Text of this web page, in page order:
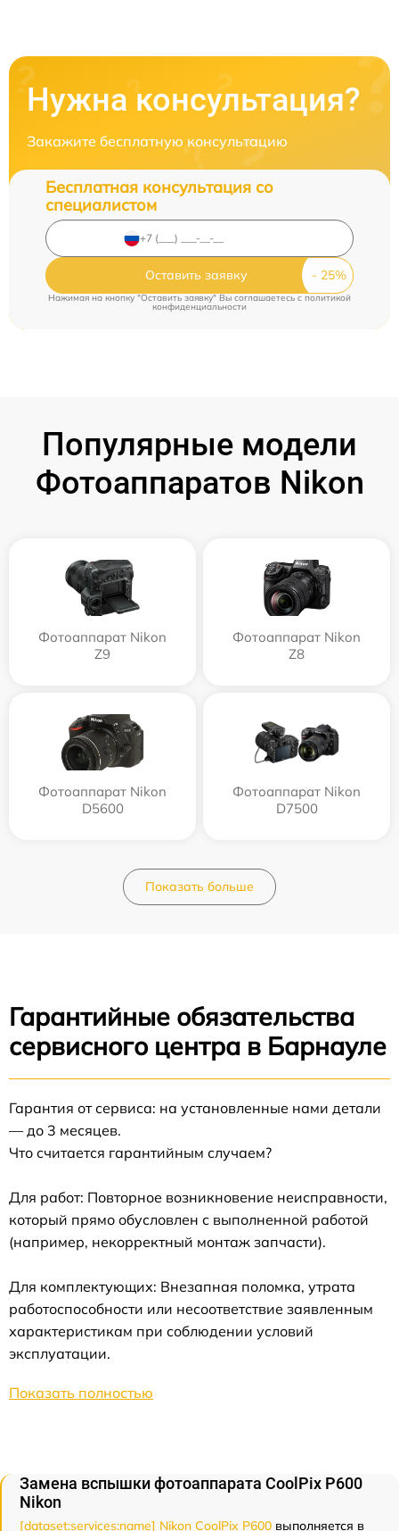
Нужна консультация?
Закажите бесплатную консультацию
Бесплатная консультация со
специалистом
Оставить заявку
Нажимая на кнопку "Оставить заявку" Вы соглашаетесь cполитикой
конфиденциальности
Популярные модели
Фотоаппаратов Nikon
Фотоаппарат Nikon
Z9
Фотоаппарат Nikon
Z8
Фотоаппарат Nikon
D5600
Фотоаппарат Nikon
D7500
Показать больше
Гарантийные обязательства
сервисного центра в Барнауле
Гарантия от сервиса: на установленные нами детали
— до 3 месяцев.
Что считается гарантийным случаем?
Для работ: Повторное возникновение неисправности,
который прямо обусловлен с выполненной работой
(например, некорректный монтаж запчасти).
Для комплектующих: Внезапная поломка, утрата
работоспособности или несоответствие заявленным
характеристикам при соблюдении условий
эксплуатации.
Показать полностью
Замена вспышки фотоаппарата CoolPix P600
Nikon
[dataset:services:name] Nikon CoolPix P600 выполняется в